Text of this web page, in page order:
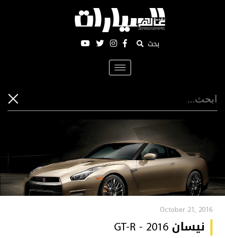
بحث
Toggle
navigation
October 21, 2016
نيسان GT-R - 2016